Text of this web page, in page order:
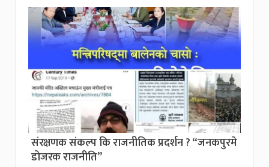
संरक्षणक संकल्प कि राजनीतिक प्रदर्शन ? “जनकपुरमे
डोजरक राजनीति”